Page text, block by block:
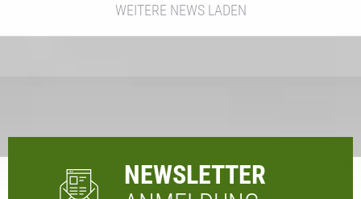
WEITERE NEWS LADEN
NEWSLETTER